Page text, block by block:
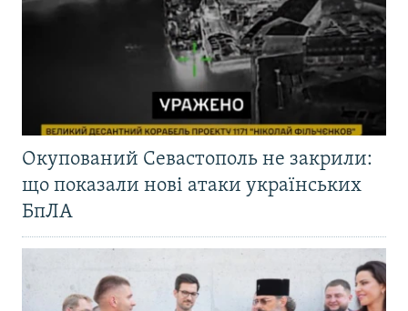
Окупований Севастополь не закрили:
що показали нові атаки українських
БпЛА